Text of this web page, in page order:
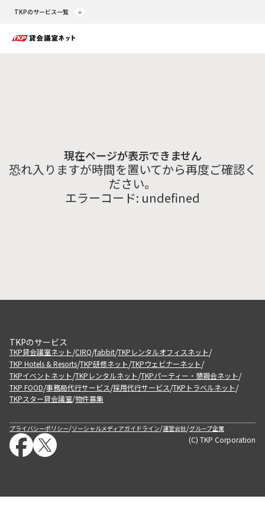
TKPのサービス一覧
現在ページが表示できません
恐れ入りますが時間を置いてから再度ご確認く
ださい。
エラーコード: undefined
TKPのサービス
TKP貸会議室ネット/CIRQ/fabbit/TKPレンタルオフィスネット/
TKP Hotels & Resorts/TKP研修ネット/TKPウェビナーネット/
TKPイベントネット/TKPレンタルネット/TKPパーティー・懇親会ネット/
TKP FOOD/事務局代行サービス/採用代行サービス/TKPトラベルネット/
TKPスター貸会議室/物件募集
プライバシーポリシー/ソーシャルメディアガイドライン/運営会社/グループ企業
(C) TKP Corporation